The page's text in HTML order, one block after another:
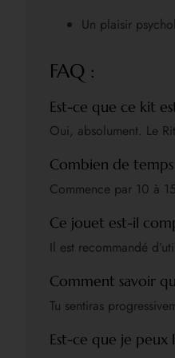
Un plaisir
FAQ :
Est-ce que ce kit
Oui, absolument. Le
Combien de temps
Commence par 10 à
Ce jouet est-il
Il est recommandé
Comment savoir
Tu sentiras
Est-ce que je peux